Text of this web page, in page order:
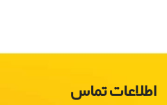
اطلاعات تماس